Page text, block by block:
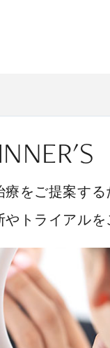
療をご提案す
やトライアル